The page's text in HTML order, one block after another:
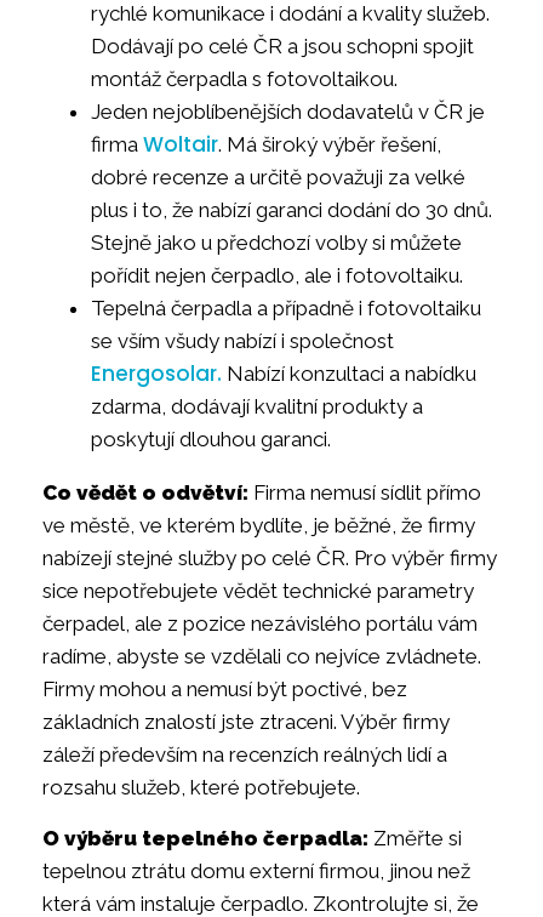
rychlé komunikace i dodání a kvality služeb.
Dodávají po celé ČR a jsou schopni spojit
montáž čerpadla s fotovoltaikou.
Jeden nejoblíbenějších dodavatelů v ČR je
firma Woltair. Má široký výběr řešení,
dobré recenze a určitě považuji za velké
plus i to, že nabízí garanci dodání do 30 dnů.
Stejně jako u předchozí volby si můžete
pořídit nejen čerpadlo, ale i fotovoltaiku.
Tepelná čerpadla a případně i fotovoltaiku
se vším všudy nabízí i společnost
Energosolar. Nabízí konzultaci a nabídku
zdarma, dodávají kvalitní produkty a
poskytují dlouhou garanci.
Co vědět o odvětví: Firma nemusí sídlit přímo
ve městě, ve kterém bydlíte, je běžné, že firmy
nabízejí stejné služby po celé ČR. Pro výběr firmy
sice nepotřebujete vědět technické parametry
čerpadel, ale z pozice nezávislého portálu vám
radíme, abyste se vzdělali co nejvíce zvládnete.
Firmy mohou a nemusí být poctivé, bez
základních znalostí jste ztraceni. Výběr firmy
záleží především na recenzích reálných lidí a
rozsahu služeb, které potřebujete.
O výběru tepelného čerpadla: Změřte si
tepelnou ztrátu domu externí firmou, jinou než
která vám instaluje čerpadlo. Zkontrolujte si, že